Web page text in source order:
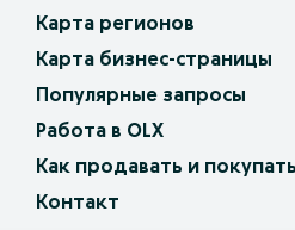
Карта регионов
Карта бизнес-страницы
Популярные запросы
Работа в OLX
Как продавать и
Контакт